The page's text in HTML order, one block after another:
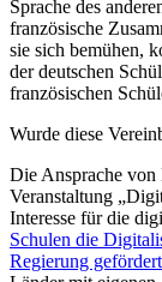
Sprache des
französische
sie sich bemühen,
der deutschen
französischen
Wurde diese
Die Ansprache von
Veranstaltung
Interesse für die
Schulen die
Regierung gefördert